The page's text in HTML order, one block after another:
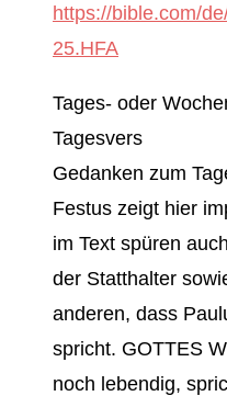
https://bible.com/
25.HFA
Tages- oder
Tagesvers
Gedanken zum
Festus zeigt hier
im Text spüren
der Statthalter
anderen, dass
spricht. GOTTES
noch lebendig,